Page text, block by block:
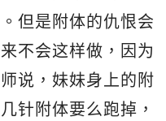
但是附体的仇恨会
不会这样做，因为
说，妹妹身上的附
针附体要么跑掉，